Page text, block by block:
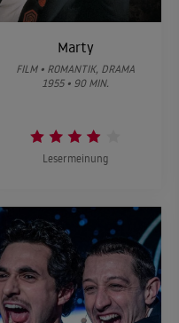
Marty
FILM • ROMANTIK, DRAMA
1955 • 90 MIN.
Lesermeinung